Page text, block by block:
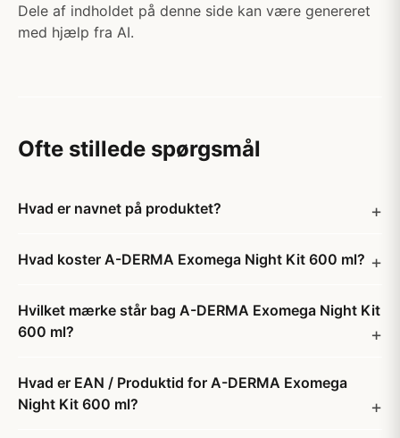
Dele af indholdet på denne side kan være genereret
med hjælp fra AI.
Ofte stillede spørgsmål
Hvad er navnet på produktet?
Hvad koster A-DERMA Exomega Night Kit 600 ml?
Hvilket mærke står bag A-DERMA Exomega Night Kit
600 ml?
Hvad er EAN / Produktid for A-DERMA Exomega
Night Kit 600 ml?